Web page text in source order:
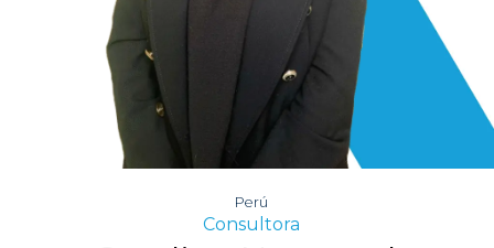
Perú
Consultora